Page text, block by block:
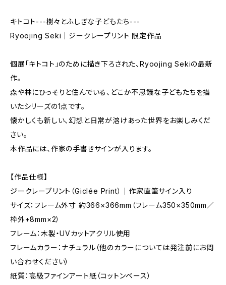
キトコト---樹々とふしぎな子どもたち---
Ryoojing Seki｜ジークレープリント 限定作品
個展「キトコト」のために描き下ろされた、Ryoojing Sekiの最新
作。
森や林にひっそりと住んでいる、どこか不思議な子どもたちを描
いたシリーズの1点です。
懐かしくも新しい、幻想と日常が溶けあった世界をお楽しみくだ
さい。
本作品には、作家の手書きサインが入ります。
【作品仕様】
ジークレープリント（Giclée Print）｜作家直筆サイン入り
サイズ：フレーム外寸 約366×366mm（フレーム350×350mm／
枠外+8mm×2）
フレーム：木製・UVカットアクリル使用
フレームカラー：ナチュラル（他のカラーについては発注前にお問
い合わせください）
紙質：高級ファインアート紙（コットンベース）